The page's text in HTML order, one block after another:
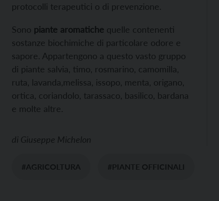
protocolli terapeutici o di prevenzione.
Sono piante aromatiche quelle contenenti
sostanze biochimiche di particolare odore e
sapore. Appartengono a questo vasto gruppo
di piante salvia, timo, rosmarino, camomilla,
ruta, lavanda,melissa, issopo, menta, origano,
ortica, coriandolo, tarassaco, basilico, bardana
e molte altre.
di Giuseppe Michelon
#AGRICOLTURA #PIANTE OFFICINALI